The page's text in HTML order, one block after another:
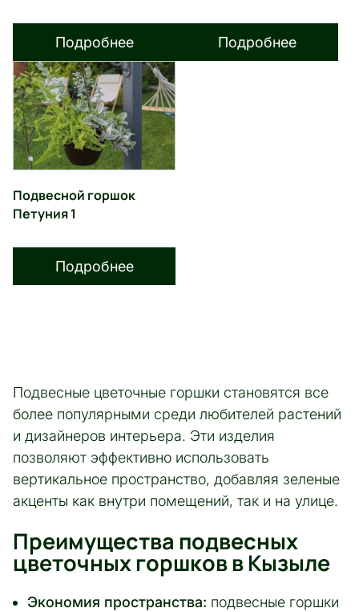
Подробнее Подробнее
Подвесной горшок
Петуния 1
Подробнее
Подвесные цветочные горшки становятся все
более популярными среди любителей растений
и дизайнеров интерьера. Эти изделия
позволяют эффективно использовать
вертикальное пространство, добавляя зеленые
акценты как внутри помещений, так и на улице.
Преимущества подвесных
цветочных горшков в Кызыле
Экономия пространства: подвесные горшки